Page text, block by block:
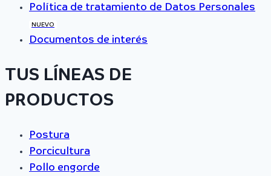
Política de tratamiento de Datos Personales
NUEVO
Documentos de interés
TUS LÍNEAS DE
PRODUCTOS
Postura
Porcicultura
Pollo engorde